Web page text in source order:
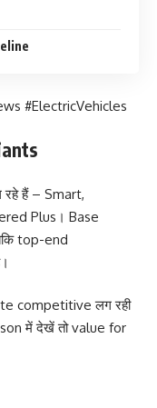
#ElectricVehicles
हैं – Smart,
Plus। Base
top-end
competitive लग रही
में देखें तो value for